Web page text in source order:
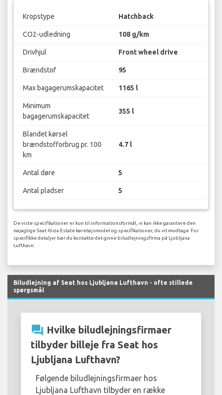
Kropstype Hatchback
CO2-udledning 108 g/km
Drivhjul Front wheel drive
Brændstof 95
Max bagagerumskapacitet 1165 l
Minimum
bagagerumskapacitet
355 l
Blandet kørsel
brændstofforbrug pr. 100
km
4.7 l
Antal døre 5
Antal pladser 5
De viste specifikationer er kun til informationsformål, vi kan ikke garantere den
nøjagtige Seat Ibiza Estate køretøjsmodel og specifikationer, du vil modtage. For
specifikke detaljer bør du kontakte det givne biludlejningsfirma på Ljubljana
Lufthavn.
Biludlejning af Seat hos Ljubljana Lufthavn - ofte stillede
spørgsmål
question_answer Hvilke biludlejningsfirmaer
tilbyder billeje fra Seat hos
Ljubljana Lufthavn?
Følgende biludlejningsfirmaer hos
Ljubljana Lufthavn tilbyder en række